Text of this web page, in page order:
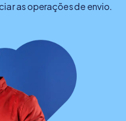
as operações de envio.